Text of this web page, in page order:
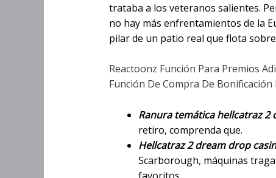
trataba a los veteranos salientes.
no hay más enfrentamientos de la
pilar de un patio real que flota
Reactoonz Función Para Premios
Función De Compra De
Ranura temática hellcatraz 2
retiro, comprenda que.
Hellcatraz 2 dream drop
Scarborough, máquinas